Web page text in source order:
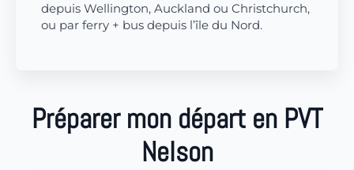
depuis Wellington, Auckland ou Christchurch,
ou par ferry + bus depuis l’île du Nord.
Préparer mon départ en PVT
Nelson